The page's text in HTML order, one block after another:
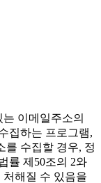
이메일주소의
집하는 프로그램,
를 수집할 경우, 정
률 제50조의 2와
처해질 수 있음을